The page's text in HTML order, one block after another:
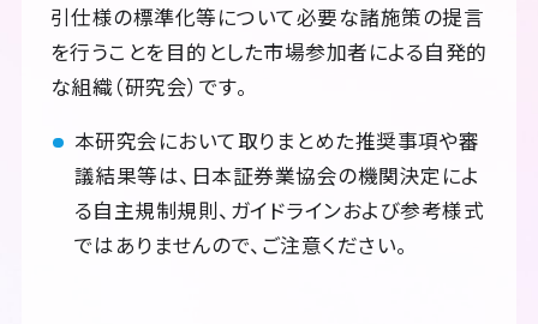
引仕様の標準化等について必要な諸施策の提言
を行うことを目的とした市場参加者による自発的
な組織（研究会）です。
本研究会において取りまとめた推奨事項や審
議結果等は、日本証券業協会の機関決定によ
る自主規制規則、ガイドラインおよび参考様式
ではありませんので、ご注意ください。